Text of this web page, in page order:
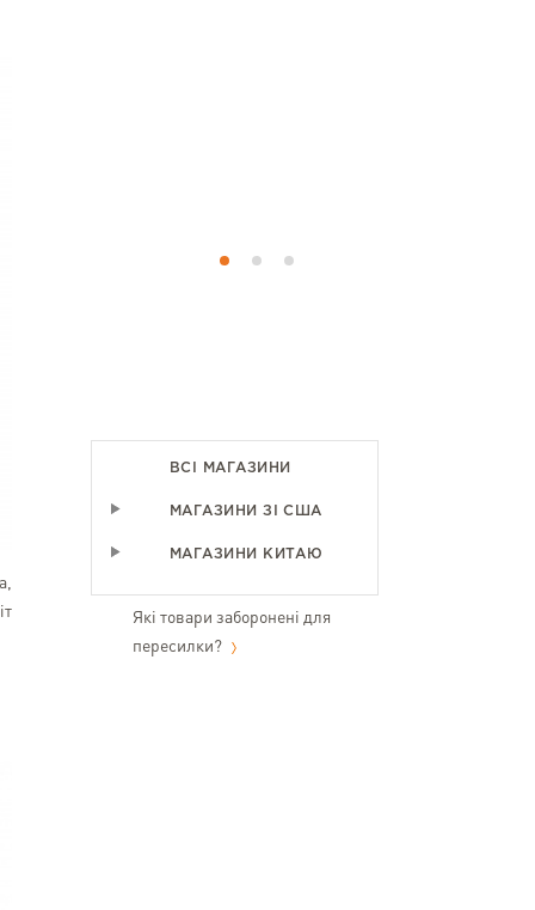
рівень
ВСІ МАГАЗИНИ
МАГАЗИНИ ЗІ США
МАГАЗИНИ КИТАЮ
Які товари заборонені для
пересилки?